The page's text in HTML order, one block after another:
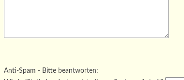
Bitte lasse dieses Feld leer.
Anti-Spam - Bitte beantworten: